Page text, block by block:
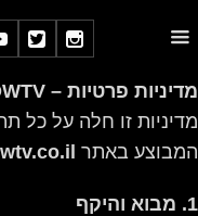
מדיניות פרטיות – NOWTV
מדיניות זו חלה על כל
המבוצע באתר
1. מבוא והיקף